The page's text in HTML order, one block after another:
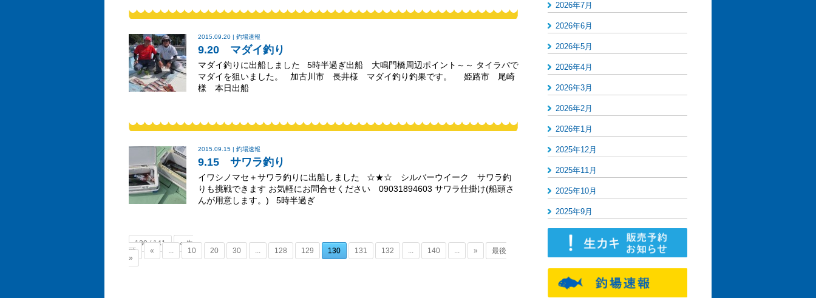
2015.09.20 | 釣場速報
9.20 マダイ釣り
マダイ釣りに出船しました 5時半過ぎ出船 大鳴門橋周辺ポイント～～ タイラバで
マダイを狙いました。 加古川市 長井様 マダイ釣り釣果です。 姫路市 尾崎
様 本日出船
2015.09.15 | 釣場速報
9.15 サワラ釣り
イワシノマセ＋サワラ釣りに出船しました ☆★☆ シルバーウイーク サワラ釣
りも挑戦できます お気軽にお問合せください 09031894603 サワラ仕掛け(船頭さ
んが用意します。) 5時半過ぎ
130 / 141
« 先
頭
« ... 10 20 30 ... 128 129 130 131 132 ... 140 ... »
最後
»
2026年7月
2026年6月
2026年5月
2026年4月
2026年3月
2026年2月
2026年1月
2025年12月
2025年11月
2025年10月
2025年9月